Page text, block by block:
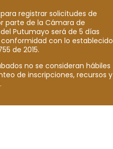
registrar solicitudes de
parte de la Cámara de
Putumayo será de 5 días
con lo establecido
de 2015.
no se consideran hábiles
de inscripciones, recursos y